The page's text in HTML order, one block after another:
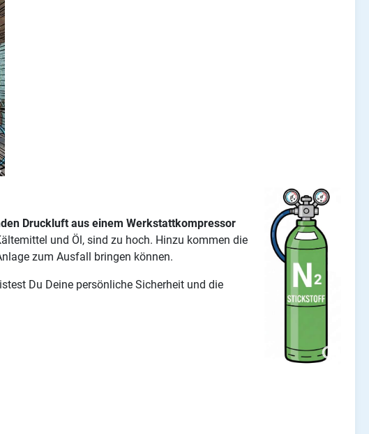
Druckluft aus einem Werkstattkompressor
und Öl, sind zu hoch. Hinzu kommen die
zum Ausfall bringen können.
Du Deine persönliche Sicherheit und die